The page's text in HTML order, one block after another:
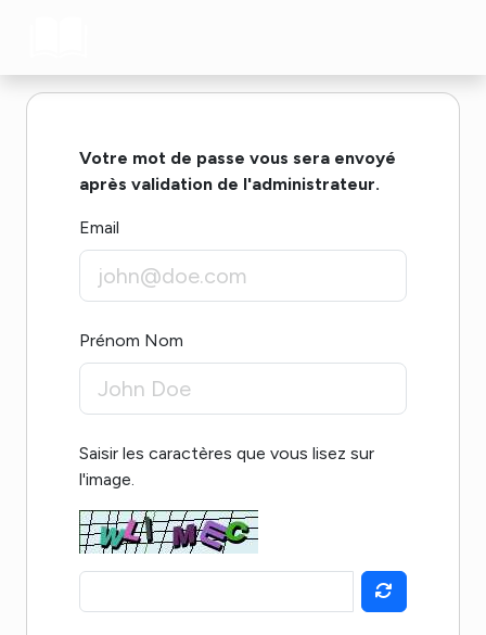
Votre mot de passe vous sera envoyé
après validation de l'administrateur.
Email
Prénom Nom
Saisir les caractères que vous lisez sur
l'image.